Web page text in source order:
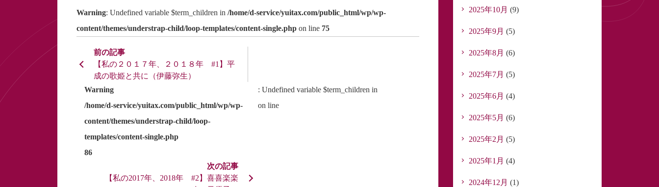
Warning: Undefined variable $term_children in /home/d-service/yuitax.com/public_html/wp/wp-
content/themes/understrap-child/loop-templates/content-single.phpon line 75
【私の２０１７年、２０１８年 #1】平
成の歌姫と共に（伊藤弥生）
Warning
: Undefined variable $term_children in
/home/d-service/yuitax.com/public_html/wp/wp-
content/themes/understrap-child/loop-
templates/content-single.php
on line
86
【私の2017年、2018年 #2】喜喜楽楽
2025年10月 (9)
2025年9月 (5)
2025年8月 (6)
2025年7月 (5)
2025年6月 (4)
2025年5月 (6)
2025年2月 (5)
2025年1月 (4)
2024年12月 (1)